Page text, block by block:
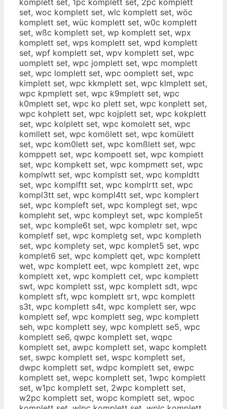
set, woc komplett set, wlc komplett set, wöc
komplett set, wüc komplett set, w0c komplett
set, wßc komplett set, wp komplett set, wpx
komplett set, wps komplett set, wpd komplett
set, wpf komplett set, wpv komplett set, wpc
uomplett set, wpc jomplett set, wpc momplett
set, wpc lomplett set, wpc oomplett set, wpc
kimplett set, wpc kkmplett set, wpc klmplett set,
wpc kpmplett set, wpc k9mplett set, wpc
k0mplett set, wpc ko plett set, wpc konplett set,
wpc kohplett set, wpc kojplett set, wpc kokplett
set, wpc kolplett set, wpc komolett set, wpc
komllett set, wpc komölett set, wpc komülett
set, wpc kom0lett set, wpc komßlett set, wpc
komppett set, wpc kompoett set, wpc kompiett
set, wpc kompkett set, wpc kompmett set, wpc
komplwtt set, wpc komplstt set, wpc kompldtt
set, wpc komplftt set, wpc komplrtt set, wpc
kompl3tt set, wpc kompl4tt set, wpc komplert
set, wpc kompleft set, wpc komplegt set, wpc
kompleht set, wpc kompleyt set, wpc komple5t
set, wpc komple6t set, wpc kompletr set, wpc
kompletf set, wpc kompletg set, wpc kompleth
set, wpc komplety set, wpc komplet5 set, wpc
komplet6 set, wpc komplett qet, wpc komplett
wet, wpc komplett eet, wpc komplett zet, wpc
komplett xet, wpc komplett cet, wpc komplett
swt, wpc komplett sst, wpc komplett sdt, wpc
komplett sft, wpc komplett srt, wpc komplett
s3t, wpc komplett s4t, wpc komplett ser, wpc
komplett sef, wpc komplett seg, wpc komplett
seh, wpc komplett sey, wpc komplett se5, wpc
komplett se6, qwpc komplett set, wqpc
komplett set, awpc komplett set, wapc komplett
set, swpc komplett set, wspc komplett set,
dwpc komplett set, wdpc komplett set, ewpc
komplett set, wepc komplett set, 1wpc komplett
set, w1pc komplett set, 2wpc komplett set,
w2pc komplett set, wopc komplett set, wpoc